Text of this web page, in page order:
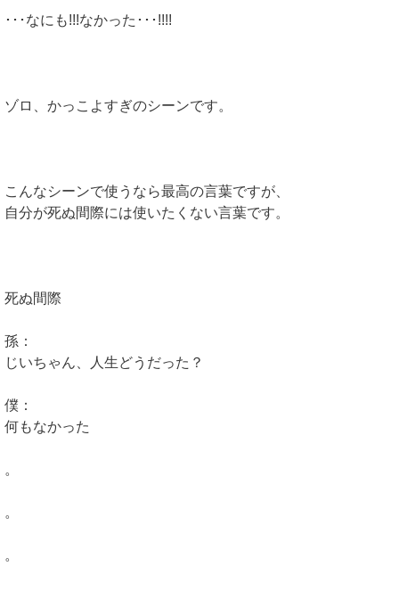
･･･なにも!!!なかった･･･!!!!
ゾロ、かっこよすぎのシーンです。
こんなシーンで使うなら最高の言葉ですが、
自分が死ぬ間際には使いたくない言葉です。
死ぬ間際
孫：
じいちゃん、人生どうだった？
僕：
何もなかった
。
。
。